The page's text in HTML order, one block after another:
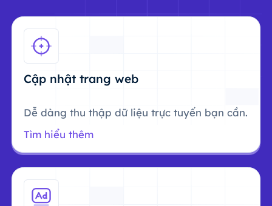
Cập nhật trang web
Dễ dàng thu thập dữ liệu trực tuyến bạn cần.
Tìm hiểu thêm